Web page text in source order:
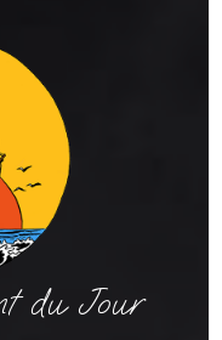
du Jour